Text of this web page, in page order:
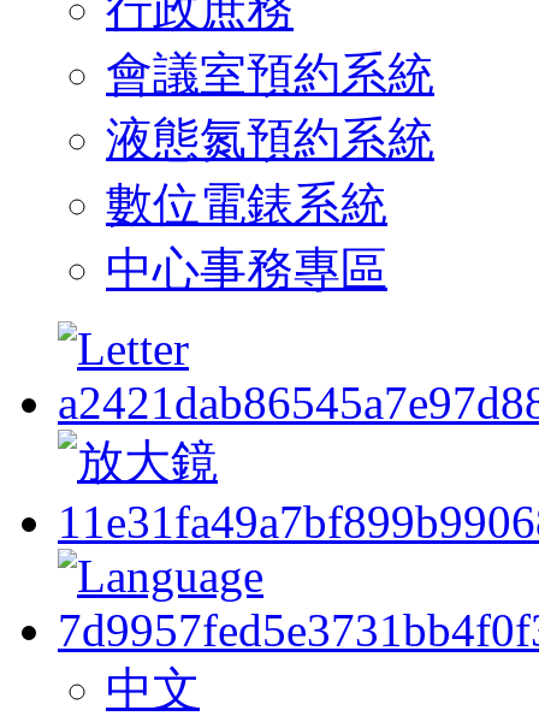
會議室預約系統
液態氮預約系統
數位電錶系統
中心事務專區
中文